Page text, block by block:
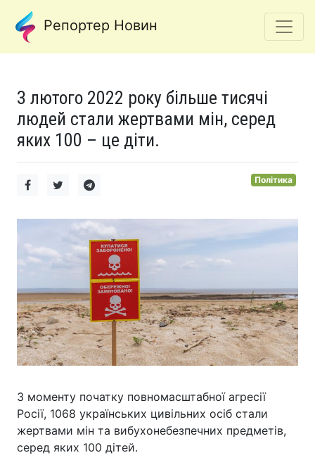
Репортер Новин
З лютого 2022 року більше тисячі
людей стали жертвами мін, серед
яких 100 – це діти.
Політика
З моменту початку повномасштабної агресії
Росії, 1068 українських цивільних осіб стали
жертвами мін та вибухонебезпечних предметів,
серед яких 100 дітей.